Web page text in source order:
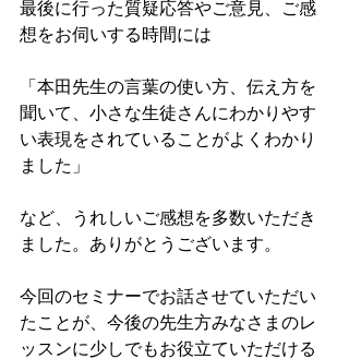
最後に行った質疑応答やご意見、ご感
想をお伺いする時間には
「本田先生の言葉の使い方、伝え方を
聞いて、小さな生徒さんにわかりやす
い表現をされていることがよくわかり
ました」
など、うれしいご感想を多数いただき
ました。ありがとうございます。
今回のセミナーでお話させていただい
たことが、今後の先生方みなさまのレ
ッスンに少しでもお役立ていただける